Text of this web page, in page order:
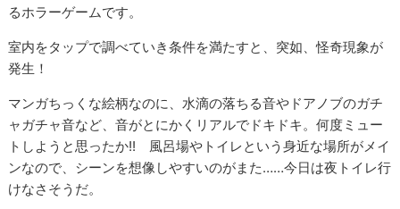
るホラーゲームです。
室内をタップで調べていき条件を満たすと、突如、怪奇現象が
発生！
マンガちっくな絵柄なのに、水滴の落ちる音やドアノブのガチ
ャガチャ音など、音がとにかくリアルでドキドキ。何度ミュー
トしようと思ったか!! 風呂場やトイレという身近な場所がメイ
ンなので、シーンを想像しやすいのがまた……今日は夜トイレ行
けなさそうだ。